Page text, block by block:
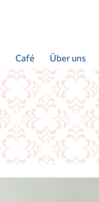
Café Über uns